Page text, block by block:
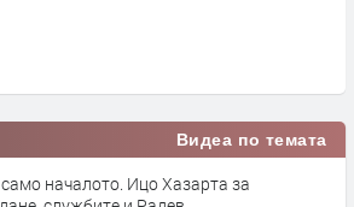
Видеа по темата
началото. Ицо Хазарта за